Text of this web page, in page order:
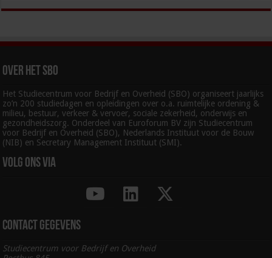
Over het SBO
Het Studiecentrum voor Bedrijf en Overheid (SBO) organiseert jaarlijks
zo’n 200 studiedagen en opleidingen over o.a. ruimtelijke ordening &
milieu, bestuur, verkeer & vervoer, sociale zekerheid, onderwijs en
gezondheidszorg. Onderdeel van Euroforum BV zijn Studiecentrum
voor Bedrijf en Overheid (SBO), Nederlands Instituut voor de Bouw
(NIB) en Secretary Management Instituut (SMI).
Volg ons via
Contact gegevens
Studiecentrum voor Bedrijf en Overheid